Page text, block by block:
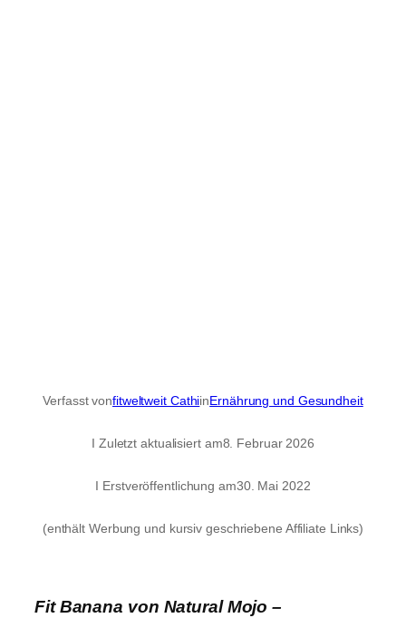
Verfasst vonfitweltweit CathiinErnährung und Gesundheit
I Zuletzt aktualisiert am8. Februar 2026
I Erstveröffentlichung am30. Mai 2022
(enthält Werbung und kursiv geschriebene Affiliate Links)
Fit Banana von Natural Mojo –